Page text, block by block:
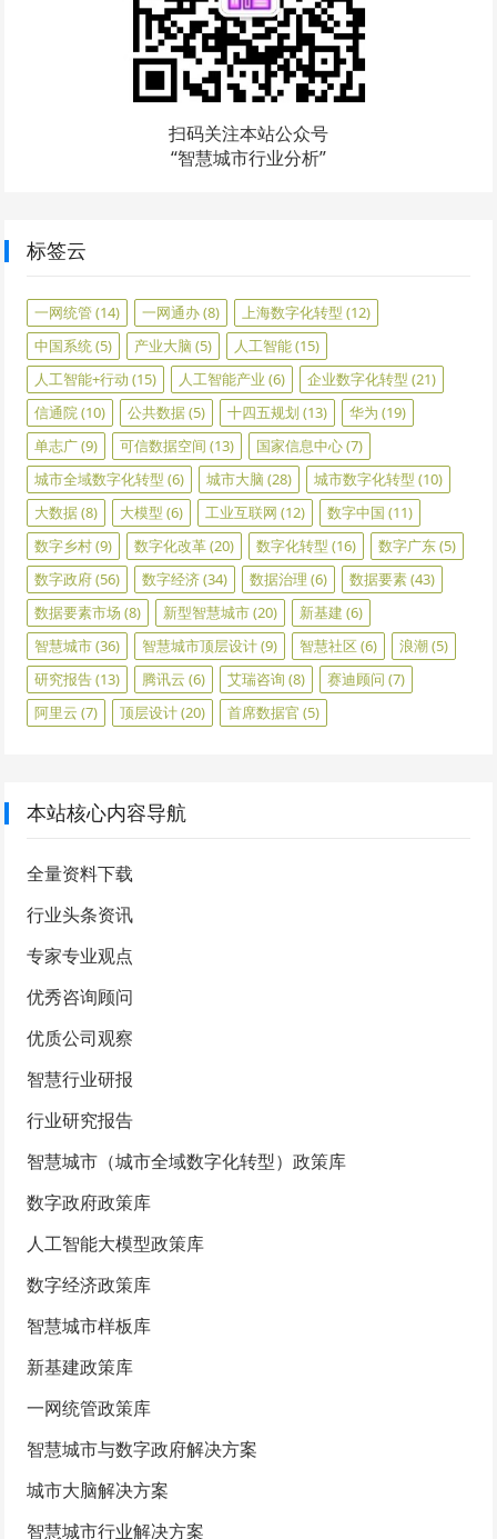
扫码关注本站公众号
“智慧城市行业分析”
标签云
一网统管(14) 一网通办(8) 上海数字化转型 (12)
中国系统(5) 产业大脑 (5) 人工智能(15)
人工智能+行动 (15) 人工智能产业 (6) 企业数字化转型 (21)
信通院(10) 公共数据(5) 十四五规划 (13) 华为 (19)
单志广(9) 可信数据空间 (13) 国家信息中心(7)
城市全域数字化转型 (6) 城市大脑 (28) 城市数字化转型 (10)
大数据(8) 大模型 (6) 工业互联网 (12) 数字中国 (11)
数字乡村(9) 数字化改革(20) 数字化转型 (16) 数字广东(5)
数字政府(56) 数字经济(34) 数据治理 (6) 数据要素(43)
数据要素市场 (8) 新型智慧城市(20) 新基建 (6)
智慧城市(36) 智慧城市顶层设计(9) 智慧社区 (6) 浪潮(5)
研究报告(13) 腾讯云 (6) 艾瑞咨询 (8) 赛迪顾问 (7)
阿里云 (7) 顶层设计(20) 首席数据官 (5)
本站核心内容导航
全量资料下载
行业头条资讯
专家专业观点
优秀咨询顾问
优质公司观察
智慧行业研报
行业研究报告
智慧城市（城市全域数字化转型）政策库
数字政府政策库
人工智能大模型政策库
数字经济政策库
智慧城市样板库
新基建政策库
一网统管政策库
智慧城市与数字政府解决方案
城市大脑解决方案
智慧城市行业解决方案